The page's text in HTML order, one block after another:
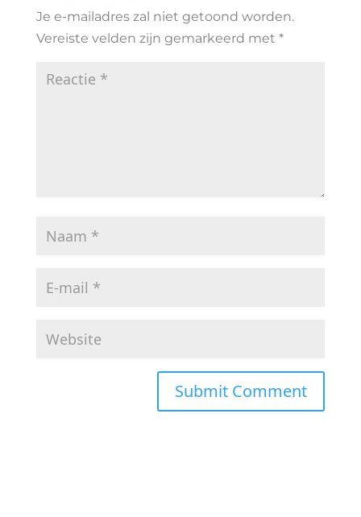
Je e-mailadres zal niet getoond worden.
Vereiste velden zijn gemarkeerd met *